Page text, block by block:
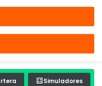
Simuladores